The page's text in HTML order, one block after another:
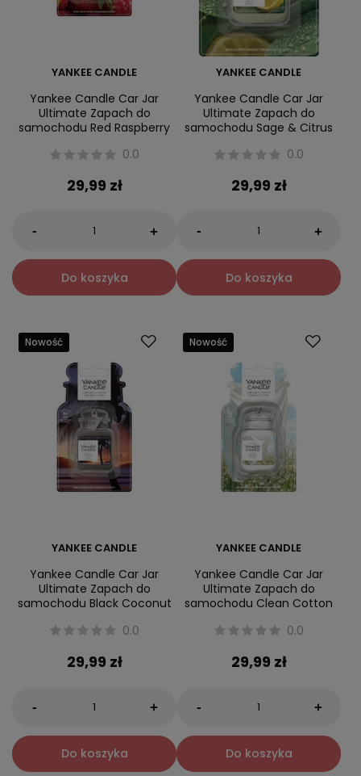
YANKEE CANDLE
Yankee Candle Car Jar
Ultimate Zapach do
samochodu Red Raspberry
0.0
29,99 zł
- +
Do koszyka
YANKEE CANDLE
Yankee Candle Car Jar
Ultimate Zapach do
samochodu Sage & Citrus
0.0
29,99 zł
- +
Do koszyka
Nowość
YANKEE CANDLE
Yankee Candle Car Jar
Ultimate Zapach do
samochodu Black Coconut
0.0
29,99 zł
- +
Do koszyka
Nowość
YANKEE CANDLE
Yankee Candle Car Jar
Ultimate Zapach do
samochodu Clean Cotton
0.0
29,99 zł
- +
Do koszyka